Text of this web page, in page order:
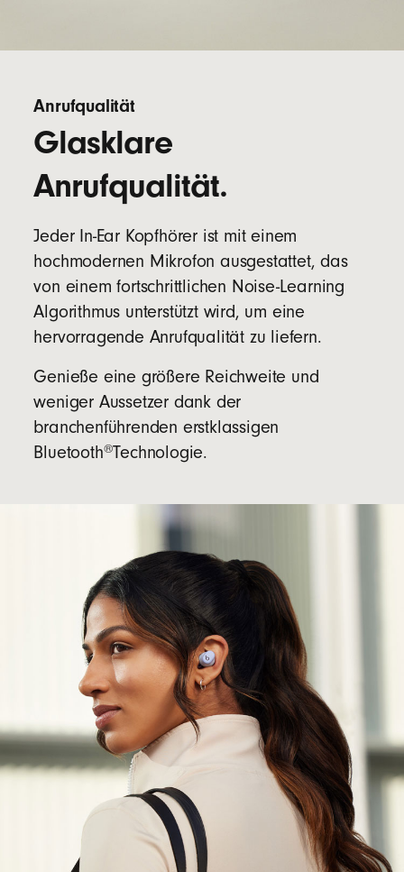
Anrufqualität
Glasklare
Anrufqualität.
Jeder In-Ear Kopfhörer ist mit einem
hochmodernen Mikrofon ausgestattet, das
von einem fortschrittlichen Noise-Learning
Algorithmus unterstützt wird, um eine
hervorragende Anrufqualität zu liefern.
Genieße eine größere Reichweite und
weniger Aussetzer dank der
branchenführenden erstklassigen
Bluetooth®Technologie.